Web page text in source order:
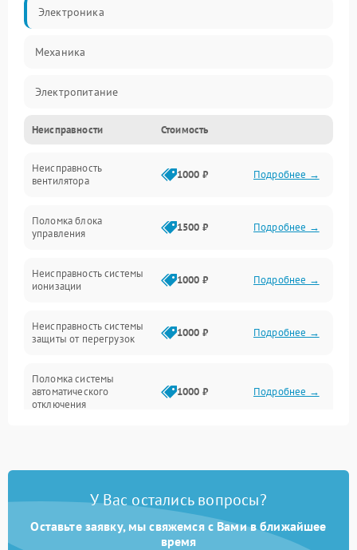
Электроника
Механика
Электропитание
Фильтры
Механические повреждения
Сеть
Неисправности Стоимость
Неисправность
вентилятора
1000 ₽ Подробнее →
Поломка блока
управления
1500 ₽ Подробнее →
Неисправность системы
ионизации
1000 ₽ Подробнее →
Неисправность системы
защиты от перегрузок
1000 ₽ Подробнее →
Поломка системы
автоматического
отключения
1000 ₽ Подробнее →
замыкания
Повреждение системы
защиты от перегрева
1000 ₽
У Вас остались вопросы?
Оставьте заявку, мы свяжемся с Вами в ближайшее
время